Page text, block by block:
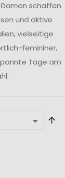
schaffen
und aktive
vielseitige
femininer,
Tage am